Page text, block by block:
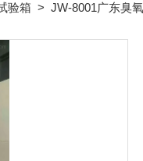
验箱 > JW-8001广东臭